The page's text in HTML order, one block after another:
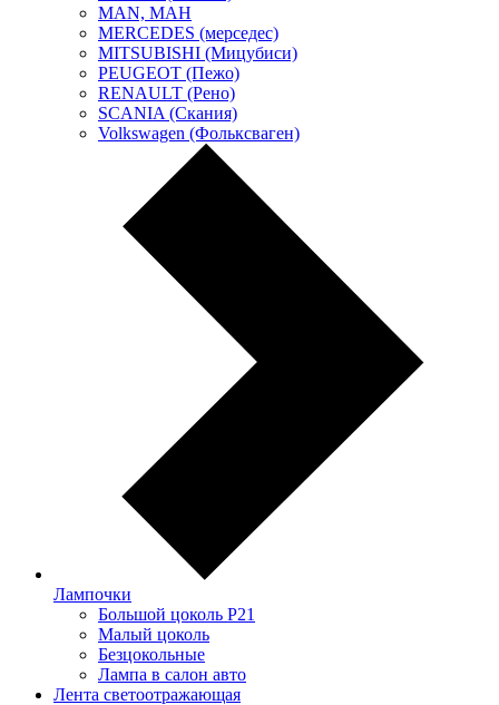
MAN, МАН
MERCEDES (мерседес)
MITSUBISHI (Мицубиси)
PEUGEOT (Пежо)
RENAULT (Рено)
SCANIA (Скания)
Volkswagen (Фольксваген)
Лампочки
Большой цоколь P21
Малый цоколь
Безцокольные
Лампа в салон авто
Лента светоотражающая